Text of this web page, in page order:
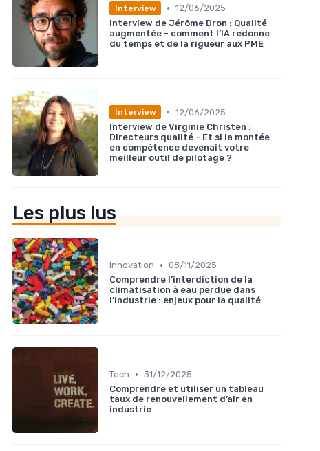
Interview • 12/06/2025
Interview de Jérôme Dron : Qualité
augmentée - comment l’IA redonne
du temps et de la rigueur aux PME
Interview • 12/06/2025
Interview de Virginie Christen :
Directeurs qualité - Et si la montée
en compétence devenait votre
meilleur outil de pilotage ?
Les plus lus
Innovation • 08/11/2025
Comprendre l’interdiction de la
climatisation à eau perdue dans
l’industrie : enjeux pour la qualité
Tech • 31/12/2025
Comprendre et utiliser un tableau
taux de renouvellement d’air en
industrie